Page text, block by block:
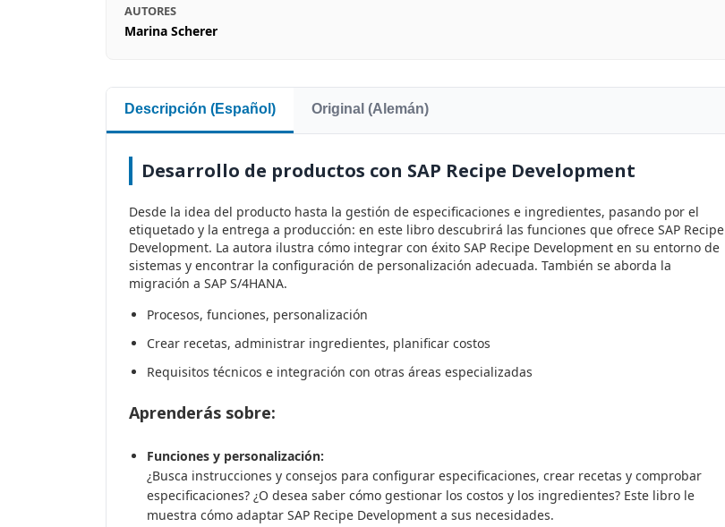
AUTORES
Marina Scherer
Descripción (Español) Original (Alemán)
Desarrollo de productos con SAP Recipe Development
Desde la idea del producto hasta la gestión de especificaciones e ingredientes, pasando por el
etiquetado y la entrega a producción: en este libro descubrirá las funciones que ofrece SAP Recipe
Development. La autora ilustra cómo integrar con éxito SAP Recipe Development en su entorno de
sistemas y encontrar la configuración de personalización adecuada. También se aborda la
migración a SAP S/4HANA.
Procesos, funciones, personalización
Crear recetas, administrar ingredientes, planificar costos
Requisitos técnicos e integración con otras áreas especializadas
Aprenderás sobre:
Funciones y personalización:
¿Busca instrucciones y consejos para configurar especificaciones, crear recetas y comprobar
especificaciones? ¿O desea saber cómo gestionar los costos y los ingredientes? Este libro le
muestra cómo adaptar SAP Recipe Development a sus necesidades.